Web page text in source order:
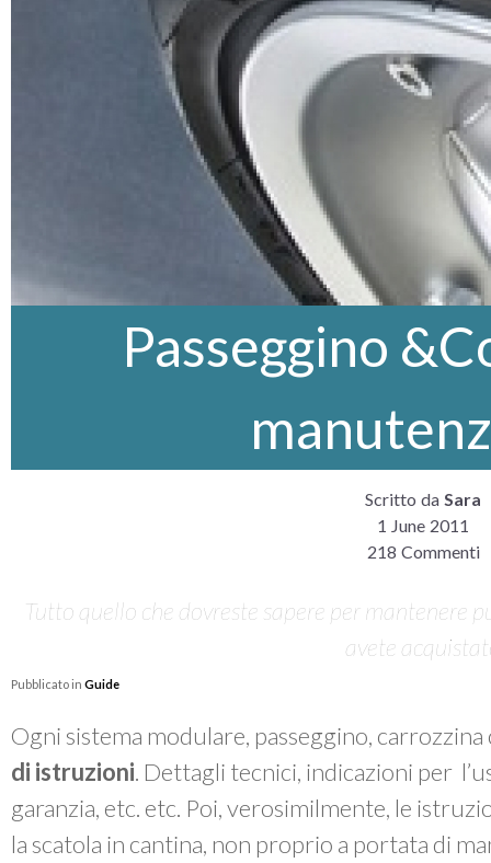
Passeggino
Scritto da Sara
1 June 2011
218 Commenti
Tutto quello che dovreste sapere per mantenere
avete
Pubblicato in Guide
Ogni sistema modulare, passeggino,
di istruzioni. Dettagli tecnici, indicazioni per
garanzia, etc. etc. Poi, verosimilmente, le
la scatola in cantina, non proprio a portata di